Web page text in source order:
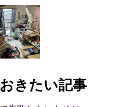
きたい記事